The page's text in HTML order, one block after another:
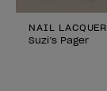
NAIL LACQUER
Suzi’s Pager